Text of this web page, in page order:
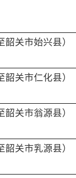
关市始兴县）
关市仁化县）
关市翁源县）
关市乳源县）